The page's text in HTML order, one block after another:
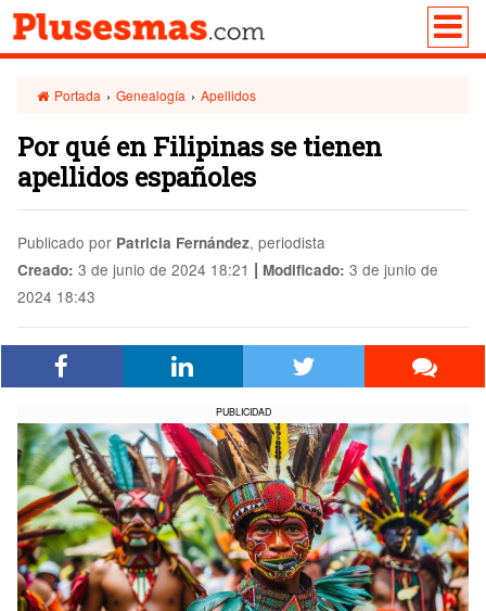
Portada › Genealogía › Apellidos
Por qué en Filipinas se tienen
apellidos españoles
Publicado por Patricia Fernández, periodista
Creado: 3 de junio de 2024 18:21 | Modificado: 3 de junio de
2024 18:43
PUBLICIDAD